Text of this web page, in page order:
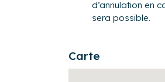
- Une salle d'eau
- Une terrasse
d’annulation en
sera possible.
Carte